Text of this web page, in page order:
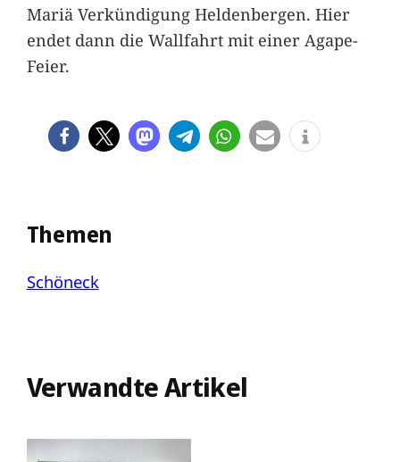
Mariä Verkündigung Heldenbergen. Hier
endet dann die Wallfahrt mit einer Agape-
Feier.
Themen
Schöneck
Verwandte Artikel